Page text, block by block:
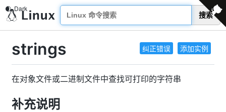
搜索
纠正错误 添加实例
strings
在对象文件或二进制文件中查找可打印的字符串
补充说明